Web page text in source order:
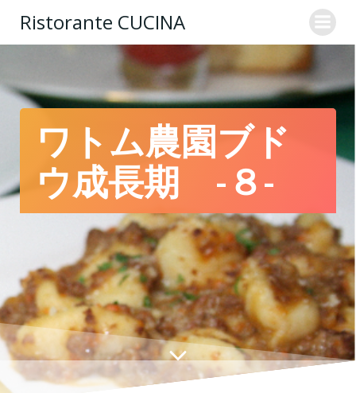
ン
テ
ン
ツ
へ
ス
キ
ッ
Ristorante CUCINA
ワトム農園ブド
ウ成長期 -８-